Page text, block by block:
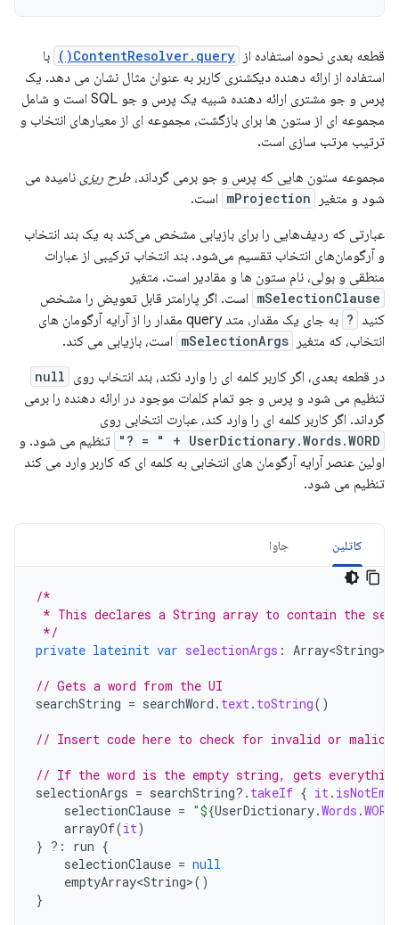
قطعه بعدی نحوه استفاده از ContentResolver.query()
با
استفاده از ارائه دهنده دیکشنری کاربر به عنوان مثال نشان می دهد. یک
پرس و جو مشتری ارائه دهنده شبیه یک پرس و جو SQL است و شامل
مجموعه ای از ستون ها برای بازگشت، مجموعه ای از معیارهای انتخاب و
ترتیب مرتب سازی است.
مجموعه ستون هایی که پرس و جو برمی گرداند، طرح ریزی نامیده می
شود و متغیر
mProjection است.
عبارتی که ردیف‌هایی را برای بازیابی مشخص می‌کند به یک بند انتخاب
و آرگومان‌های انتخاب تقسیم می‌شود. بند انتخاب ترکیبی از عبارات
منطقی و بولی، نام ستون ها و مقادیر است. متغیر
mSelectionClause است. اگر پارامتر قابل تعویض را مشخص
کنید ?
به جای یک مقدار، متد query مقدار را از آرایه آرگومان های
انتخاب، که متغیر
mSelectionArgs است، بازیابی می کند.
در قطعه بعدی، اگر کاربر کلمه ای را وارد نکند، بند انتخاب روی null
تنظیم می شود و پرس و جو تمام کلمات موجود در ارائه دهنده را برمی
گرداند. اگر کاربر کلمه ای را وارد کند، عبارت انتخابی روی
UserDictionary.Words.WORD + " = ?"
تنظیم می شود. و
اولین عنصر آرایه آرگومان های انتخابی به کلمه ای که کاربر وارد می کند
تنظیم می شود.
کاتلین جاوا
/*
* This declares a String array to contain the
*/
private lateinit var selectionArgs : Array<String>
// Gets a word from the UI
searchString = searchWord . text . toString()
// Insert code here to check for invalid or
// If the word is the empty string, gets everything
selectionArgs = searchString?. takeIf { it .
selectionClause = "${UserDictionary.Words .WORD
arrayOf(it)
} ?: run {
selectionClause = null
emptyArray<String>()
}